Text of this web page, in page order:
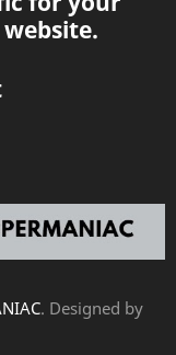
. Designed by